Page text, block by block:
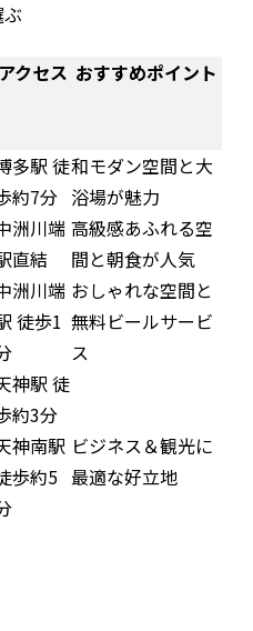
アクセス おすすめポイント
多駅 徒
約7分
和モダン空間と大
浴場が魅力
洲川端
直結
高級感あふれる空
間と朝食が人気
洲川端
徒歩1
おしゃれな空間と
無料ビールサービ
ス
神駅 徒
約3分
神南駅
歩約5
ビジネス＆観光に
最適な好立地